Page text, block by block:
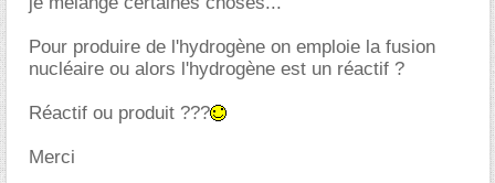
Pour produire de l'hydrogène on emploie la fusion
nucléaire ou alors l'hydrogène est un réactif ?
Réactif ou produit ???
Merci